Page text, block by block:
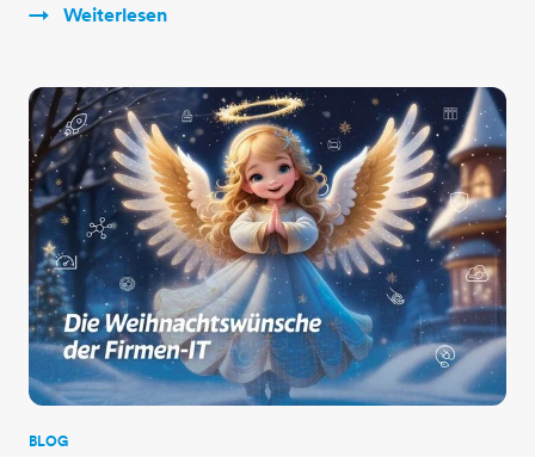
Weiterlesen
BLOG